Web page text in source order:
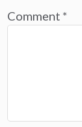
Comment *